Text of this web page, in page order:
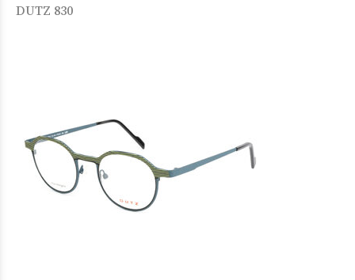
DUTZ 830